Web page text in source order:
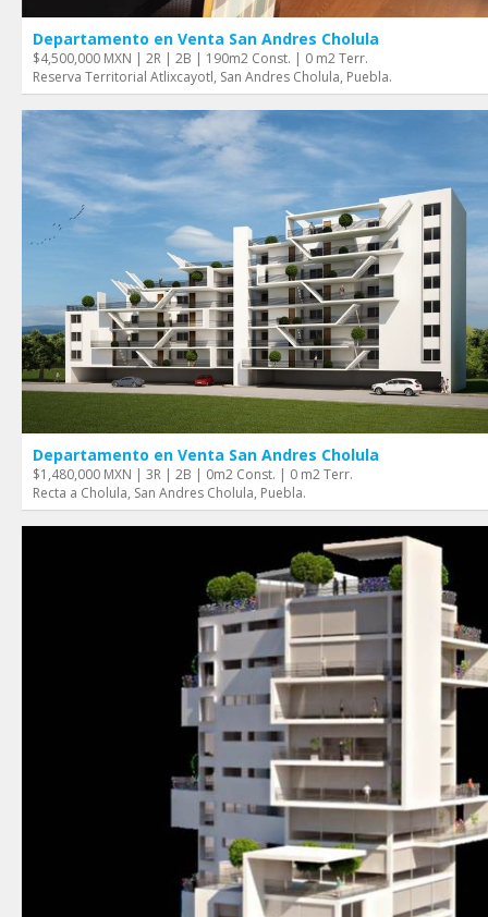
Departamento en Venta San Andres Cholula
$4,500,000 MXN | 2R | 2B | 190m2 Const. | 0 m2 Terr.
Reserva Territorial Atlixcayotl, San Andres Cholula, Puebla.
Departamento en Venta San Andres Cholula
$1,480,000 MXN | 3R | 2B | 0m2 Const. | 0 m2 Terr.
Recta a Cholula, San Andres Cholula, Puebla.